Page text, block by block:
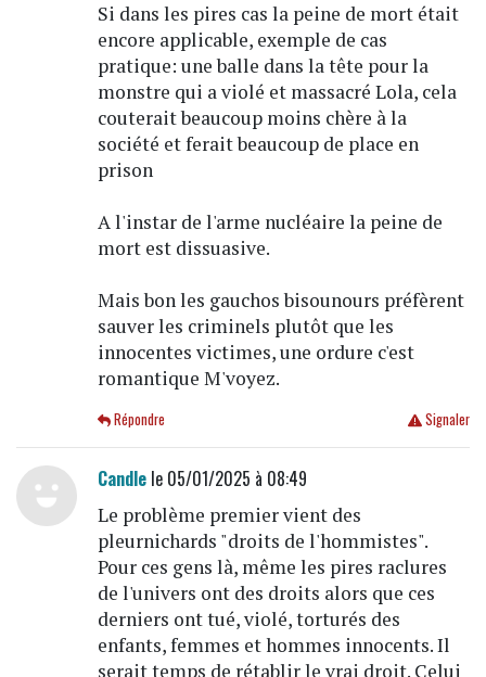
Si dans les pires cas la peine de mort était
encore applicable, exemple de cas
pratique: une balle dans la tête pour la
monstre qui a violé et massacré Lola, cela
couterait beaucoup moins chère à la
société et ferait beaucoup de place en
prison
A l'instar de l'arme nucléaire la peine de
mort est dissuasive.
Mais bon les gauchos bisounours préfèrent
sauver les criminels plutôt que les
innocentes victimes, une ordure c'est
romantique M'voyez.
Signaler
Répondre
Candlele 05/01/2025 à 08:49
Le problème premier vient des
pleurnichards "droits de l'hommistes".
Pour ces gens là, même les pires raclures
de l'univers ont des droits alors que ces
derniers ont tué, violé, torturés des
enfants, femmes et hommes innocents. Il
serait temps de rétablir le vrai droit. Celui